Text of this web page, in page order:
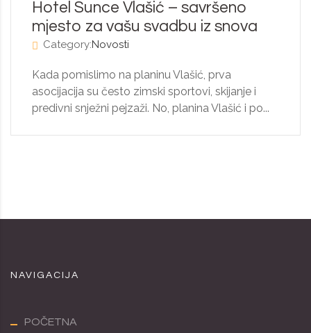
Hotel Sunce Vlašić – savršeno
mjesto za vašu svadbu iz snova
Category:Novosti
Kada pomislimo na planinu Vlašić, prva
asocijacija su često zimski sportovi, skijanje i
predivni snježni pejzaži. No, planina Vlašić i po...
NAVIGACIJA
POČETNA